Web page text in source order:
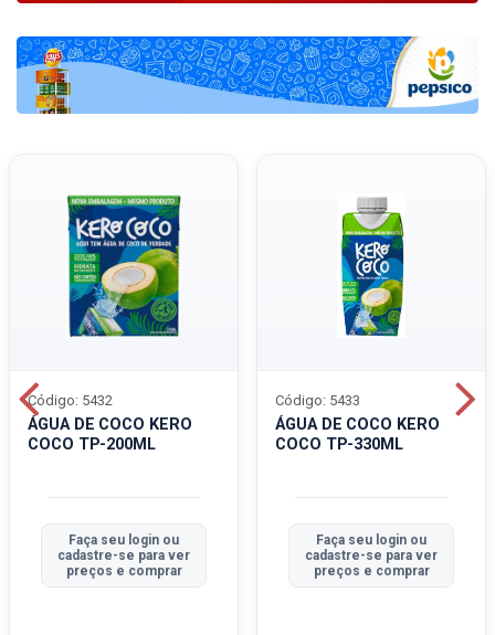
ÁGUA DE COCO KERO
COCO TP-200ML
Código: 5432
Faça seu login ou
cadastre-se para ver
preços e comprar
ÁGUA DE COCO KERO
COCO TP-330ML
Código: 5433
Faça seu login ou
cadastre-se para ver
preços e comprar